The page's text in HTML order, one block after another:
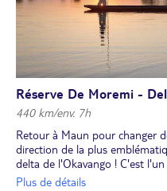
Réserve De Moremi -
440 km/env. 7h
Retour à Maun pour changer
direction de la plus
delta de l'Okavango ! C'est
monde, situé au centre de l’un
Plus de détails